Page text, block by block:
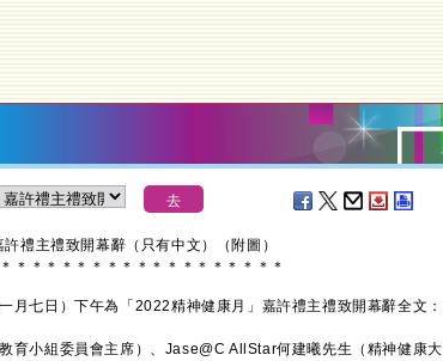
禮主禮致開幕辭（只有中文）（附圖）
＊ ＊ ＊ ＊ ＊ ＊ ＊ ＊ ＊ ＊ ＊ ＊ ＊ ＊ ＊ ＊ ＊ ＊ ＊
七日）下午為「2022精神健康月」嘉許禮主禮致開幕辭全文：
育小組委員會主席）、Jase@C AllStar何建曦先生（精神健康大